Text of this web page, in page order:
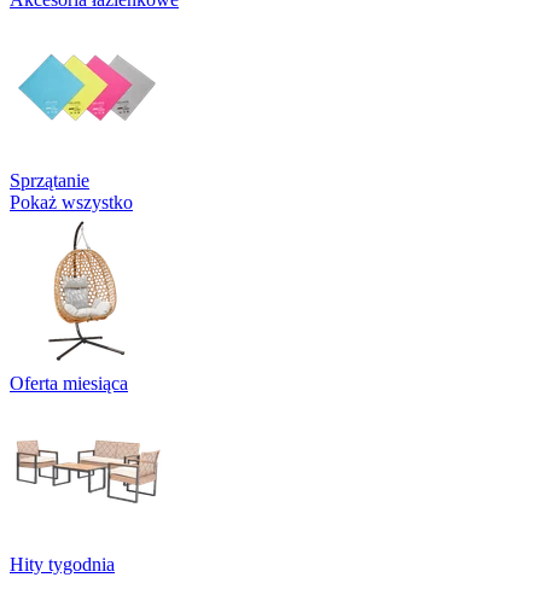
Sprzątanie
Pokaż wszystko
Oferta miesiąca
Hity tygodnia